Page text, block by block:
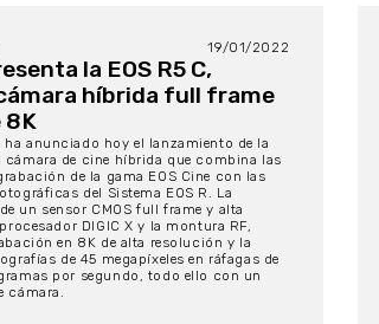
19/01/2022
la EOS R5 C,
híbrida full frame
8K
ha anunciado hoy el lanzamiento de la
cámara de cine híbrida que combina las
de la gama EOS Cine con las
del Sistema EOS R. La
un sensor CMOS full frame y alta
DIGIC X y la montura RF,
en 8K de alta resolución y la
de 45 megapíxeles en ráfagas de
por segundo, todo ello con un
cámara.